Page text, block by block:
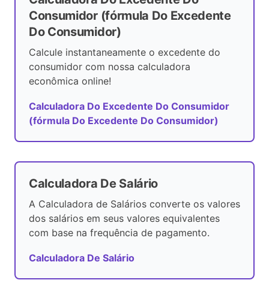
Consumidor (fórmula Do Excedente
Do Consumidor)
Calcule instantaneamente o excedente do
consumidor com nossa calculadora
econômica online!
Calculadora Do Excedente Do Consumidor
(fórmula Do Excedente Do Consumidor)
Calculadora De Salário
A Calculadora de Salários converte os valores
dos salários em seus valores equivalentes
com base na frequência de pagamento.
Calculadora De Salário